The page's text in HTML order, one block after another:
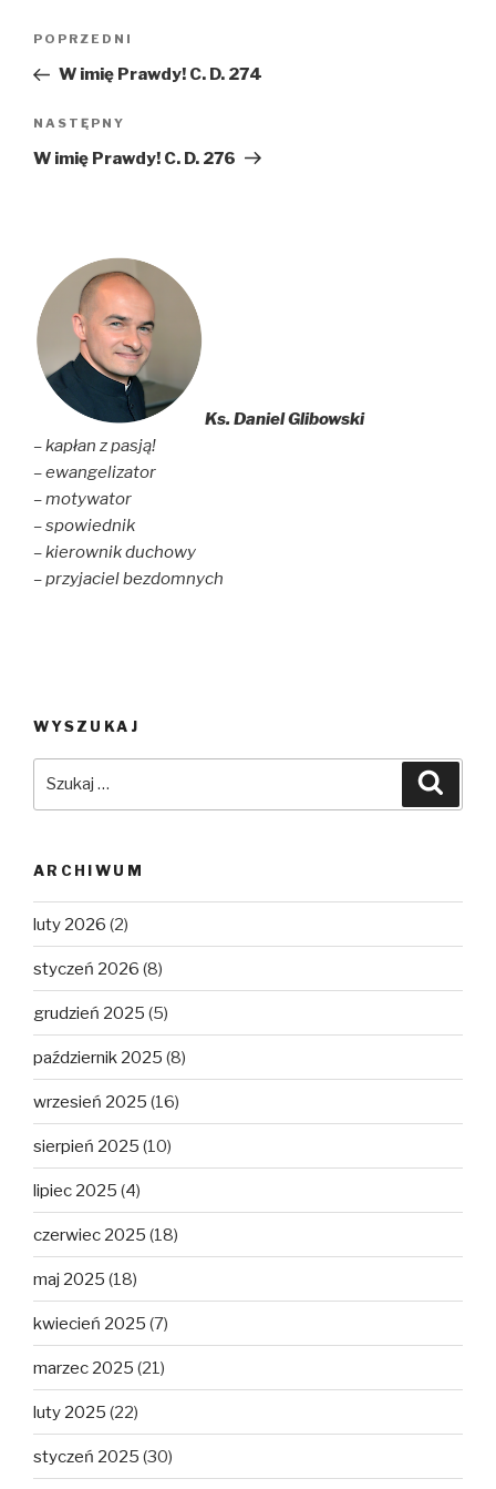
Poprzedni
wpis
POPRZEDNI
W imię Prawdy! C. D. 274
Następny
wpis
NASTĘPNY
W imię Prawdy! C. D. 276
Ks. Daniel Glibowski
– kapłan z pasją!
– ewangelizator
– motywator
– spowiednik
– kierownik duchowy
– przyjaciel bezdomnych
WYSZUKAJ
ARCHIWUM
luty 2026 (2)
styczeń 2026 (8)
grudzień 2025 (5)
październik 2025 (8)
wrzesień 2025 (16)
sierpień 2025 (10)
lipiec 2025 (4)
czerwiec 2025 (18)
maj 2025 (18)
kwiecień 2025 (7)
marzec 2025 (21)
luty 2025 (22)
styczeń 2025 (30)